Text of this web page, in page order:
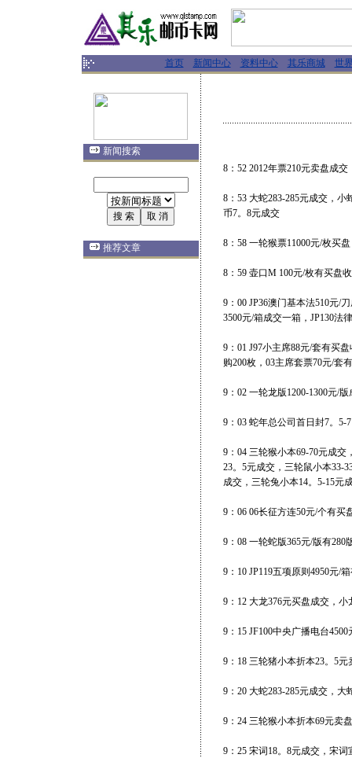
首页 新闻中心 资料中心 其乐商城 世
新闻搜索
推荐文章
8：52 2012年票210元卖盘成交
8：53 大蛇283-285元成交，
币7。8元成交
8：58 一轮猴票11000元/枚买
8：59 壶口M 100元/枚有买盘
9：00 JP36澳门基本法510元/
3500元/箱成交一箱，JP130法
9：01 J97小主席88元/套有买
购200枚，03主席套票70元/套
9：02 一轮龙版1200-1300元/
9：03 蛇年总公司首日封7。5-
9：04 三轮猴小本69-70元成
23。5元成交，三轮鼠小本33-
成交，三轮兔小本14。5-15元
9：06 06长征方连50元/个有买
9：08 一轮蛇版365元/版有280
9：10 JP119五项原则4950元/
9：12 大龙376元买盘成交，
9：15 JF100中央广播电台
9：18 三轮猪小本折本23。5
9：20 大蛇283-285元成交，大
9：24 三轮猴小本折本69元卖盘
9：25 宋词18。8元成交，宋词